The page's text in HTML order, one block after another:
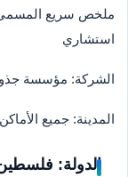
ملخص سريع
استشاري
الشركة: مؤسسة
المدينة: جميع الأماكن
الدولة: